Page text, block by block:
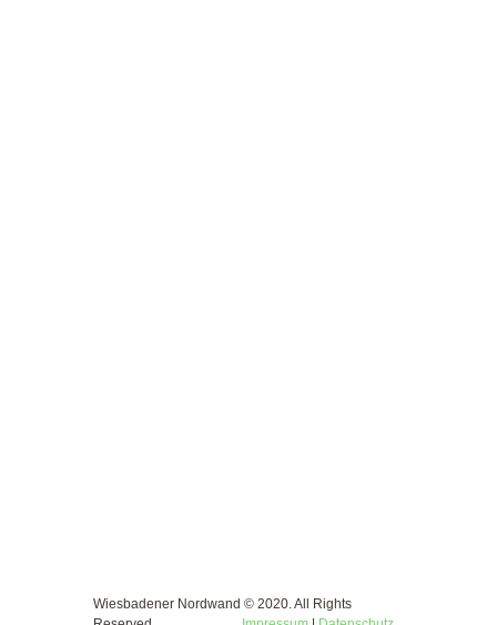
Wiesbadener Nordwand © 2020. All Rights